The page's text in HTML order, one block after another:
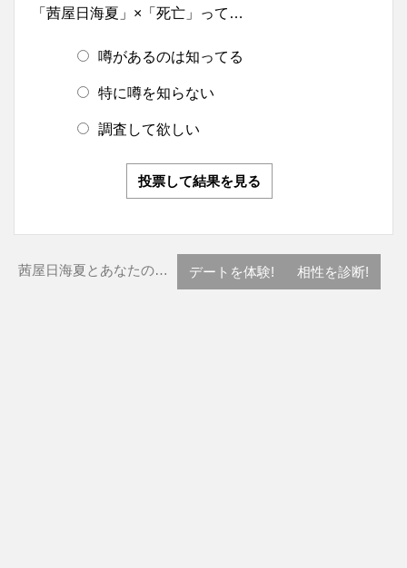
「茜屋日海夏」×「死亡」って…
噂があるのは知ってる
特に噂を知らない
調査して欲しい
投票して結果を見る
茜屋日海夏とあなたの… デートを体験! 相性を診断!